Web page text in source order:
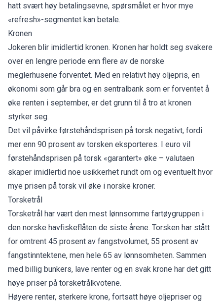
hatt svært høy betalingsevne, spørsmålet er hvor mye
«refresh»-segmentet kan betale.
Kronen
Jokeren blir imidlertid kronen. Kronen har holdt seg svakere
over en lengre periode enn flere av de norske
meglerhusene forventet. Med en relativt høy oljepris, en
økonomi som går bra og en sentralbank som er forventet å
øke renten i september, er det grunn til å tro at kronen
styrker seg.
Det vil påvirke førstehåndsprisen på torsk negativt, fordi
mer enn 90 prosent av torsken eksporteres. I euro vil
førstehåndsprisen på torsk «garantert» øke – valutaen
skaper imidlertid noe usikkerhet rundt om og eventuelt hvor
mye prisen på torsk vil øke i norske kroner.
Torsketrål
Torsketrål har vært den mest lønnsomme fartøygruppen i
den norske havfiskeflåten de siste årene. Torsken har stått
for omtrent 45 prosent av fangstvolumet, 55 prosent av
fangstinntektene, men hele 65 av lønnsomheten. Sammen
med billig bunkers, lave renter og en svak krone har det gitt
høye priser på torsketrålkvotene.
Høyere renter, sterkere krone, fortsatt høye oljepriser og